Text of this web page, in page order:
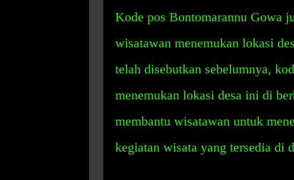
Kode pos Bontomarannu Gowa
wisatawan menemukan lokasi
telah disebutkan sebelumnya,
menemukan lokasi desa ini di
membantu wisatawan untuk
kegiatan wisata yang tersedia di